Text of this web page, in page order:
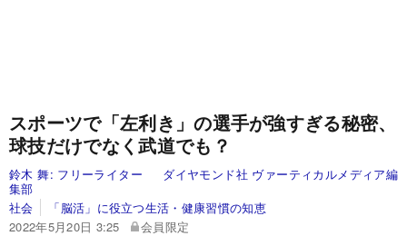
スポーツで「左利き」の選手が強すぎる秘密、
球技だけでなく武道でも？
鈴木 舞: フリーライター
ダイヤモンド社 ヴァーティカルメディア編
集部
社会
「脳活」に役立つ生活・健康習慣の知恵
2022年5月20日 3:25
会員限定